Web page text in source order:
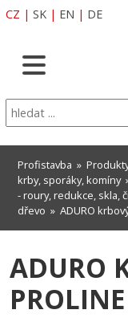
CZ | SK | EN | DE
Profistavba »
krby, sporáky, komíny
- roury, redukce, skla,
dřevo » ADURO
ADURO